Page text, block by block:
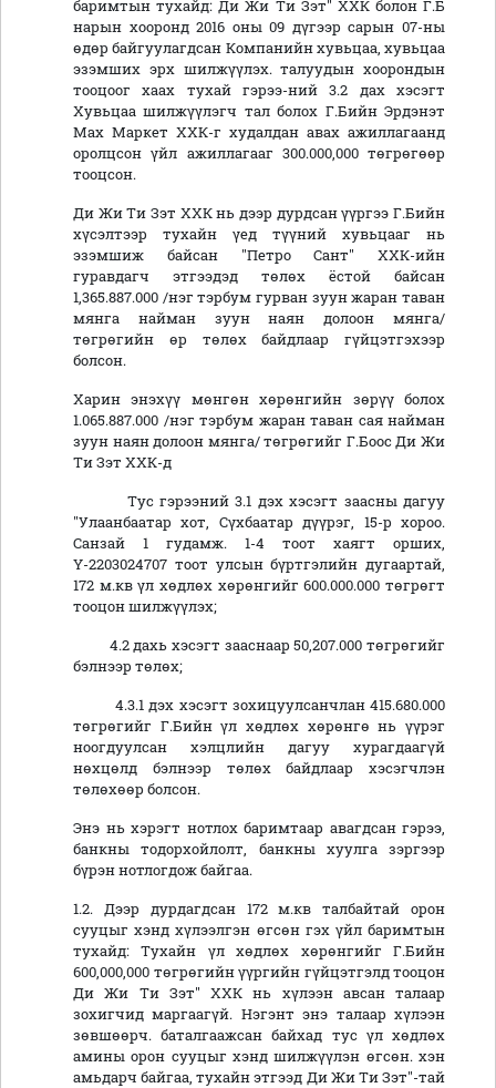
баримтын тухайд: Ди Жи Ти Зэт" ХХК болон Г.Б
нарын хооронд 2016 оны 09 дүгээр сарын 07-ны
өдөр байгуулагдсан Компанийн хувьцаа, хувьцаа
эзэмших эрх шилжүүлэх. талуудын хоорондын
тооцоог хаах тухай гэрээ-ний 3.2 дах хэсэгт
Хувьцаа шилжүүлэгч тал болох Г.Бийн Эрдэнэт
Мах Маркет ХХК-г худалдан авах ажиллагаанд
оролцсон үйл ажиллагааг 300.000,000 төгрөгөөр
тооцсон.
Ди Жи Ти Зэт ХХК нь дээр дурдсан үүргээ Г.Бийн
хүсэлтээр тухайн үед түүний хувьцааг нь
эзэмшиж байсан "Петро Сант" ХХК-ийн
гуравдагч этгээдэд төлөх ёстой байсан
1,365.887.000 /нэг тэрбум гурван зуун жаран таван
мянга найман зуун наян долоон мянга/
төгрөгийн өр төлөх байдлаар гүйцэтгэхээр
болсон.
Харин энэхүү мөнгөн хөрөнгийн зөрүү болох
1.065.887.000 /нэг тэрбум жаран таван сая найман
зуун наян долоон мянга/ төгрөгийг Г.Боос Ди Жи
Ти Зэт ХХК-д
Тус гэрээний 3.1 дэх хэсэгт заасны дагуу
"Улаанбаатар хот, Сүхбаатар дүүрэг, 15-р хороо.
Санзай 1 гудамж. 1-4 тоот хаягт орших,
Ү-2203024707 тоот улсын бүртгэлийн дугаартай,
172 м.кв үл хөдлөх хөрөнгийг 600.000.000 төгрөгт
тооцон шилжүүлэх;
4.2 дахь хэсэгт зааснаар 50,207.000 төгрөгийг
бэлнээр төлөх;
4.3.1 дэх хэсэгт зохицуулсанчлан 415.680.000
төгрөгийг Г.Бийн үл хөдлөх хөрөнгө нь үүрэг
ноогдуулсан хэлцлийн дагуу хурагдаагүй
нөхцөлд бэлнээр төлөх байдлаар хэсэгчлэн
төлөхөөр болсон.
Энэ нь хэрэгт нотлох баримтаар авагдсан гэрээ,
банкны тодорхойлолт, банкны хуулга зэргээр
бүрэн нотлогдож байгаа.
1.2. Дээр дурдагдсан 172 м.кв талбайтай орон
сууцыг хэнд хүлээлгэн өгсөн гэх үйл баримтын
тухайд: Тухайн үл хөдлөх хөрөнгийг Г.Бийн
600,000,000 төгрөгийн үүргийн гүйцэтгэлд тооцон
Ди Жи Ти Зэт" ХХК нь хүлээн авсан талаар
зохигчид маргаагүй. Нэгэнт энэ талаар хүлээн
зөвшөөрч. баталгаажсан байхад тус үл хөдлөх
амины орон сууцыг хэнд шилжүүлэн өгсөн. хэн
амьдарч байгаа, тухайн этгээд Ди Жи Ти Зэт"-тай